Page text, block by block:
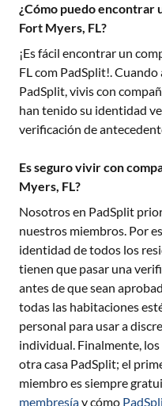
¿Cómo puedo encontrar
Fort Myers, FL?
¡Es fácil encontrar un
FLcom PadSplit!.
PadSplit, vivis con
han tenido su identidad
verificación de
Es seguro vivir con
Myers, FL?
Nosotros en PadSplit
nuestros miembros. Por
identidad de todos los
tienen que pasar una
antes de que sean
todas las habitaciones
personal para usar a
individual. Finalmente,
otra casa PadSplit; el
miembro es siempre
membresíay cómo